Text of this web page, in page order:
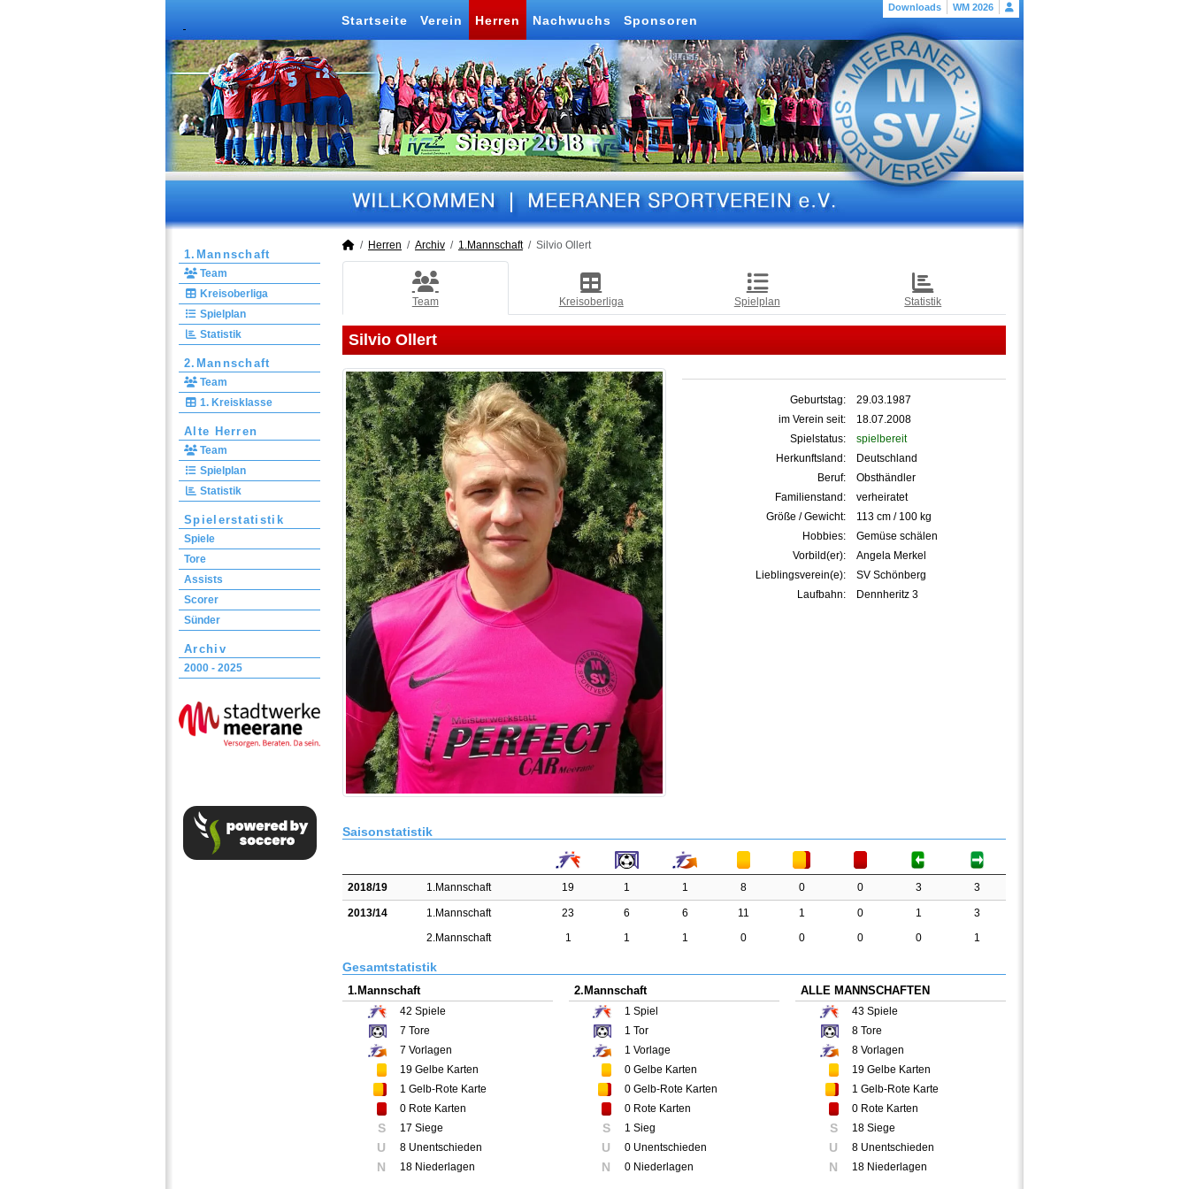
Downloads WM 2026
Startseite Verein Herren Nachwuchs Sponsoren
1.Mannschaft
Team
Kreisoberliga
Spielplan
Statistik
2.Mannschaft
Team
1. Kreisklasse
Alte Herren
Team
Spielplan
Statistik
Spielerstatistik
Spiele
Tore
Assists
Scorer
Sünder
Archiv
2000 - 2025
Herren Archiv 1.Mannschaft Silvio Ollert
Team Kreisoberliga Spielplan Statistik
Silvio Ollert
Geburtstag:
29.03.1987
im Verein seit:
18.07.2008
Spielstatus:
spielbereit
Herkunftsland:
Deutschland
Beruf:
Obsthändler
Familienstand:
verheiratet
Größe / Gewicht:
113 cm / 100 kg
Hobbies:
Gemüse schälen
Vorbild(er):
Angela Merkel
Lieblingsverein(e):
SV Schönberg
Laufbahn:
Dennheritz 3
Saisonstatistik
2018/19 1.Mannschaft 19 1 1 8 0 0 3 3
2013/14 1.Mannschaft 23 6 6 11 1 0 1
3
2.Mannschaft
1 1 1 0 0 0 0 1
Gesamtstatistik
1.Mannschaft
42 Spiele
7 Tore
7 Vorlagen
19 Gelbe Karten
1 Gelb-Rote Karte
0 Rote Karten
S 17 Siege
U 8 Unentschieden
N 18 Niederlagen
2.Mannschaft
1 Spiel
1 Tor
1 Vorlage
0 Gelbe Karten
0 Gelb-Rote Karten
0 Rote Karten
S 1 Sieg
U 0 Unentschieden
N 0 Niederlagen
ALLE MANNSCHAFTEN
43 Spiele
8 Tore
8 Vorlagen
19 Gelbe Karten
1 Gelb-Rote Karte
0 Rote Karten
S 18 Siege
U 8 Unentschieden
N 18 Niederlagen